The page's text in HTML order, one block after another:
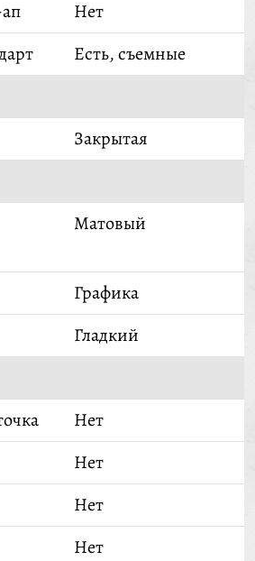
Нет
Есть, съемные
Закрытая
Матовый
Графика
Гладкий
Нет
Нет
Нет
Нет